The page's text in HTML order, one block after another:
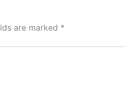
are marked *